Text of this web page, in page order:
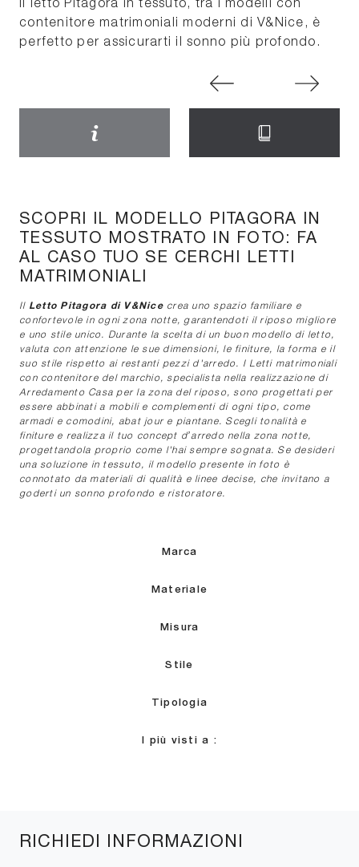
SCOPRI IL MODELLO PITAGORA IN
TESSUTO MOSTRATO IN FOTO: FA
AL CASO TUO SE CERCHI LETTI
MATRIMONIALI
Il Letto Pitagora di V&Nicecrea uno spazio familiare e
confortevole in ogni zona notte, garantendoti il riposo migliore
e uno stile unico. Durante la scelta di un buon modello di letto,
valuta con attenzione le sue dimensioni, le finiture, la forma e il
suo stile rispetto ai restanti pezzi d'arredo. I Letti matrimoniali
con contenitore del marchio, specialista nella realizzazione di
Arredamento Casa per la zona del riposo, sono progettati per
essere abbinati a mobili e complementi di ogni tipo, come
armadi e comodini, abat jour e piantane. Scegli tonalità e
finiture e realizza il tuo concept d’arredo nella zona notte,
progettandola proprio come l'hai sempre sognata. Se desideri
una soluzione in tessuto, il modello presente in foto è
connotato da materiali di qualità e linee decise, che invitano a
goderti un sonno profondo e ristoratore.
Il letto Pitagora in tessuto, tra i modelli con
contenitore matrimoniali moderni di V&Nice, è
perfetto per assicurarti il sonno più profondo.
Marca
Materiale
Misura
Stile
Tipologia
I più visti a :
RICHIEDI INFORMAZIONI